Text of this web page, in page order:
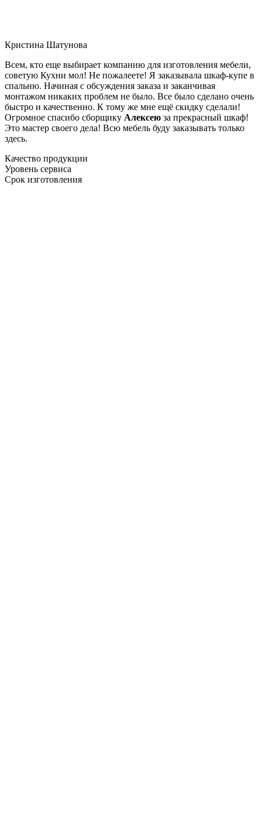
Кристина Шатунова
Всем, кто еще выбирает компанию для изготовления мебели,
советую Кухни мол! Не пожалеете! Я заказывала шкаф-купе в
спальню. Начиная с обсуждения заказа и заканчивая
монтажом никаких проблем не было. Все было сделано очень
быстро и качественно. К тому же мне ещё скидку сделали!
Огромное спасибо сборщику Алексею за прекрасный шкаф!
Это мастер своего дела! Всю мебель буду заказывать только
здесь.
Качество продукции
Уровень сервиса
Срок изготовления